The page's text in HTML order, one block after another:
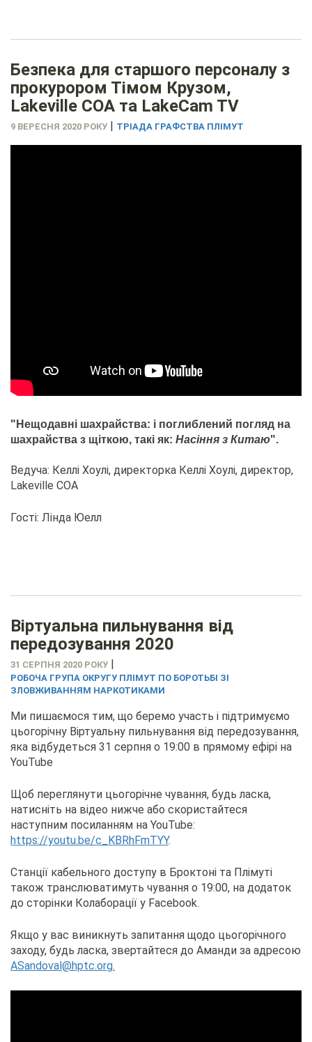
Безпека для старшого персоналу з
прокурором Тімом Крузом,
Lakeville COA та LakeCam TV
9 ВЕРЕСНЯ 2020 РОКУ ТРІАДА ГРАФСТВА ПЛІМУТ
"Нещодавні шахрайства: і поглиблений погляд на
шахрайства з щіткою, такі як: Насіння з Китаю".
Ведуча: Келлі Хоулі, директорка Келлі Хоулі, директор,
Lakeville COA
Гості: Лінда Юелл
Віртуальна пильнування від
передозування 2020
31 СЕРПНЯ 2020 РОКУ |
РОБОЧА ГРУПА ОКРУГУ ПЛІМУТ ПО БОРОТЬБІ ЗІ
ЗЛОВЖИВАННЯМ НАРКОТИКАМИ
Ми пишаємося тим, що беремо участь і підтримуємо
цьогорічну Віртуальну пильнування від передозування,
яка відбудеться 31 серпня о 19:00 в прямому ефірі на
YouTube
Щоб переглянути цьогорічне чування, будь ласка,
натисніть на відео нижче або скористайтеся
наступним посиланням на YouTube:
https://youtu.be/c_KBRhFmTYY.
Станції кабельного доступу в Броктоні та Плімуті
також транслюватимуть чування о 19:00, на додаток
до сторінки Колаборації у Facebook.
Якщо у вас виникнуть запитання щодо цьогорічного
заходу, будь ласка, звертайтеся до Аманди за адресою
ASandoval@hptc.org.